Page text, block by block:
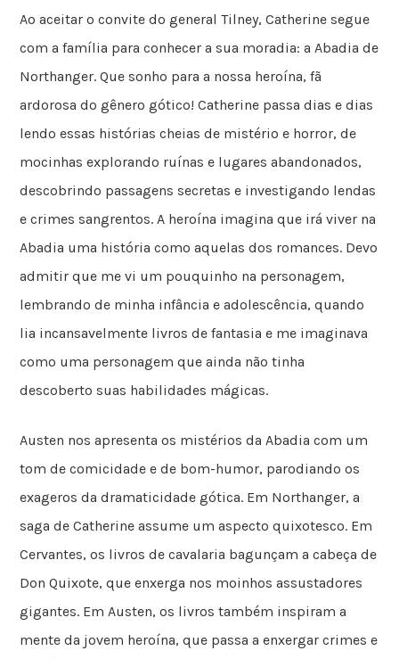
Ao aceitar o convite do general Tilney, Catherine segue
com a família para conhecer a sua moradia: a Abadia de
Northanger. Que sonho para a nossa heroína, fã
ardorosa do gênero gótico! Catherine passa dias e dias
lendo essas histórias cheias de mistério e horror, de
mocinhas explorando ruínas e lugares abandonados,
descobrindo passagens secretas e investigando lendas
e crimes sangrentos. A heroína imagina que irá viver na
Abadia uma história como aquelas dos romances. Devo
admitir que me vi um pouquinho na personagem,
lembrando de minha infância e adolescência, quando
lia incansavelmente livros de fantasia e me imaginava
como uma personagem que ainda não tinha
descoberto suas habilidades mágicas.
Austen nos apresenta os mistérios da Abadia com um
tom de comicidade e de bom-humor, parodiando os
exageros da dramaticidade gótica. Em Northanger, a
saga de Catherine assume um aspecto quixotesco. Em
Cervantes, os livros de cavalaria bagunçam a cabeça de
Don Quixote, que enxerga nos moinhos assustadores
gigantes. Em Austen, os livros também inspiram a
mente da jovem heroína, que passa a enxergar crimes e